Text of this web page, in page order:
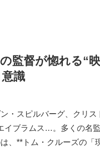
監督が惚れる“
識
・スピルバーグ、クリス
イブラムス…。多くの名
、**トム・クルーズの「